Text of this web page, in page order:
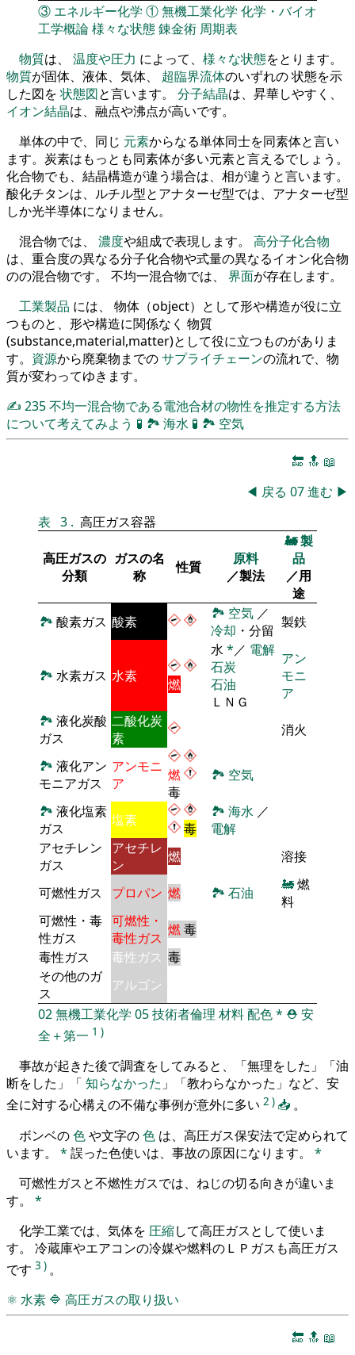
③ エネルギー化学 ①無機工業化学 化学・バイオ
工学概論様々な状態錬金術 周期表
物質は、 温度や圧力 によって、 様々な状態をとります。
物質が固体、液体、気体、 超臨界流体のいずれの 状態を示
した図を 状態図と言います。 分子結晶は、昇華しやすく、
イオン結晶は、融点や沸点が高いです。
単体の中で、同じ 元素からなる単体同士を同素体と言い
ます。炭素はもっとも同素体が多い元素と言えるでしょう。
化合物でも、結晶構造が違う場合は、相が違うと言います。
酸化チタンは、ルチル型とアナターゼ型では、アナターゼ型
しか光半導体になりません。
混合物では、 濃度や組成で表現します。 高分子化合物
は、重合度の異なる分子化合物や式量の異なるイオン化合物
のの混合物です。 不均一混合物では、 界面が存在します。
工業製品 には、 物体（object）として形や構造が役に立
つものと、形や構造に関係なく 物質
(substance,material,matter)として役に立つものがありま
す。 資源から廃棄物までのサプライチェーンの流れで、物
質が変わってゆきます。
✍ 235不均一混合物である電池合材の物性を推定する方法
について考えてみよう 🧪 🏞 海水 🧪 🏞 空気
🔚 🔝 📖
◀ 戻る 07進む ▶
表 3 . 高圧ガス容器
高圧ガスの
分類
ガスの名
称
性質
原料
／製法
🚂製
品
／用
途
🏞 酸素ガス 酸素 🏞 空気 ／
冷却 ・分留 製鉄
🏞 水素ガス 水素 燃
水 *／ 電解
石炭
石油
ＬＮＧ
アン
モニ
ア
🏞 液化炭酸
ガス
二酸化炭
素
消火
🏞 液化アン
モニアガス
アンモニ
ア
燃
毒
🏞 空気
🏞 液化塩素
ガス
塩素 毒
🏞 海水 ／
電解
アセチレン
ガス
アセチレ
ン
燃 溶接
可燃性ガス プロパン 燃 🏞 石油 🚂燃
料
可燃性・毒
性ガス
可燃性・
毒性ガス 燃毒
毒性ガス
毒性ガス 毒
その他のガ
ス
アルゴン
02無機工業化学 05技術者倫理 材料配色* ⛑️ 安
全＋第一 1 )
事故が起きた後で調査をしてみると、「無理をした」「油
断をした」「 知らなかった 」「教わらなかった」など、安
全に対する心構えの不備な事例が意外に多い 2 ) 📥 。
ボンベの色や文字の色 は、高圧ガス保安法で定められて
います。 * 誤った色使いは、事故の原因になります。 *
可燃性ガスと不燃性ガスでは、ねじの切る向きが違いま
す。 *
化学工業では、気体を 圧縮して高圧ガスとして使いま
す。 冷蔵庫やエアコンの冷媒や燃料のＬＰガスも高圧ガス
です 3 ) 。
⚛ 水素 🔷 高圧ガスの取り扱い
🔚 🔝 📖